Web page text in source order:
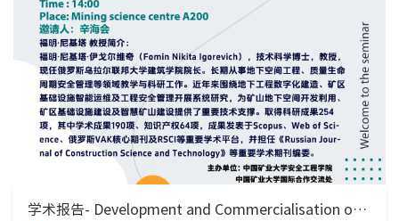
学术报告- Development and Commercialisation of Patentable Struc-tures and Technical Solutions - The Experience of the Faculty of Architectureat Ural Federal University